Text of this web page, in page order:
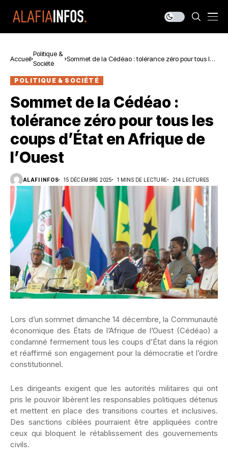
Accueil
Politique &
Société
Sommet de la Cédéao : tolérance zéro pour tous les
POLITIQUE & SOCIÉTÉ
Sommet de la Cédéao :
tolérance zéro pour tous les
coups d’État en Afrique de
l’Ouest
ALAFI INFOS 15 DÉCEMBRE 2025 1 MINS DE LECTURE 214 LECTURES
Lors d’un sommet dimanche 14 décembre, la Communauté
économique des États de l’Afrique de l’Ouest (Cédéao) a
condamné fermement tous les coups d’État dans la région
et réaffirmé son engagement pour la démocratie et l’ordre
constitutionnel.
Les dirigeants exigent que les autorités militaires qui ont
pris le pouvoir libèrent les responsables politiques détenus
et mettent en place des transitions courtes et inclusives.
Des sanctions ciblées pourraient être appliquées contre
ceux qui bloquent le rétablissement des gouvernements
civils.